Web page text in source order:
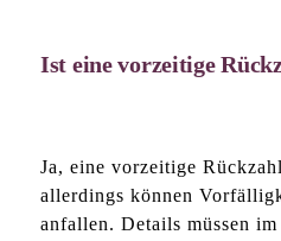
Ist eine vorzeitige
Ja, eine vorzeitige
allerdings können
anfallen. Details müssen